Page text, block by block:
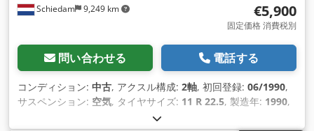
Schiedam 9,249 km €5,900
固定価格 消費税別
問い合わせる 電話する
コンディション: 中古, アクスル構成: 2軸, 初回登録: 06/1990,
サスペンション: 空気, タイヤサイズ: 11 R 22.5, 製造年: 1990,